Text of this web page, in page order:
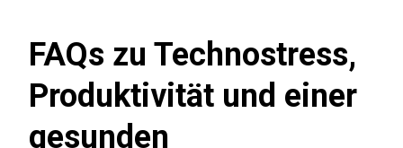
FAQs zu Technostress,
Produktivität und einer
gesunden